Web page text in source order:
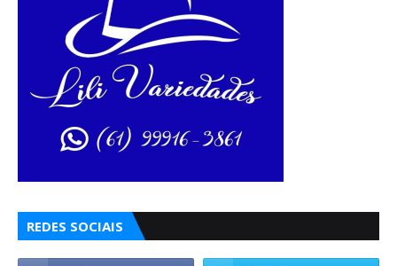
REDES SOCIAIS